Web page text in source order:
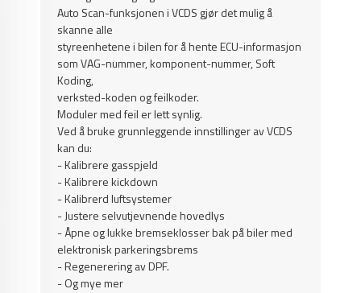
Auto Scan-funksjonen i VCDS gjør det mulig å
skanne alle
styreenhetene i bilen for å hente ECU-informasjon
som VAG-nummer, komponent-nummer, Soft
Koding,
verksted-koden og feilkoder.
Moduler med feil er lett synlig.
Ved å bruke grunnleggende innstillinger av VCDS
kan du:
- Kalibrere gasspjeld
- Kalibrere kickdown
- Kalibrerd luftsystemer
- Justere selvutjevnende hovedlys
- Åpne og lukke bremseklosser bak på biler med
elektronisk parkeringsbrems
- Regenerering av DPF.
- Og mye mer